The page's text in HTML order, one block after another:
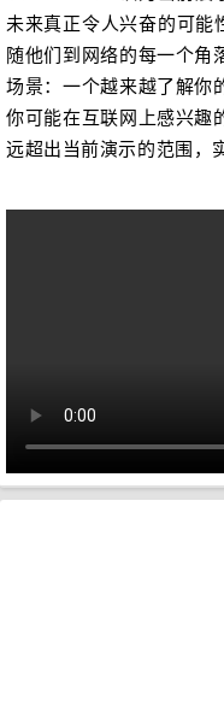
未来真正令人兴奋的可能
随他们到网络的每一个角
场景：一个越来越了解你
你可能在互联网上感兴趣
远超出当前演示的范围，